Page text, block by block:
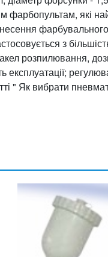
фарбопультам, які
з
розпилювання,
експлуатації;
" Як вибрати